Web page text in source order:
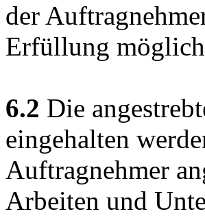
der
Erfüllung
6.2 Die
eingehalten
Auftragnehmer
Arbeiten und